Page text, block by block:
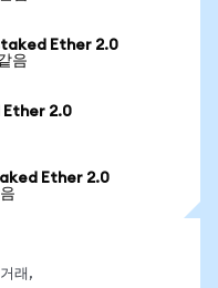
Ether 2.0
음
Ether 2.0
Ether 2.0
래,